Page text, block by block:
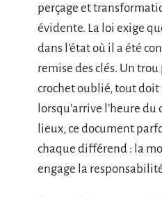
perçage et
évidente. La loi exige
dans l’état où il a été
remise des clés. Un
crochet oublié, tout
lorsqu’arrive l’heure du
lieux, ce document
chaque différend : la
engage la